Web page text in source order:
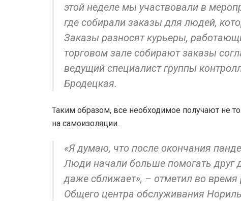
этой неделе мы участвовали в
где собирали заказы для людей,
Заказы разносят курьеры,
торговом зале собирают заказы
ведущий специалист группы
Бродецкая.
Таким образом, все необходимое получают не
на самоизоляции.
«Я думаю, что после окончания
Люди начали больше помогать друг
даже сближает», – отметил во
Общего центра обслуживания